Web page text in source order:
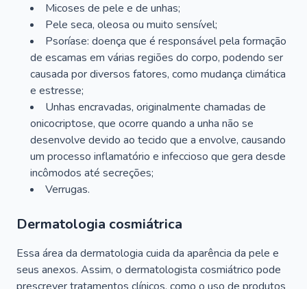
Micoses de pele e de unhas;
Pele seca, oleosa ou muito sensível;
Psoríase: doença que é responsável pela formação
de escamas em várias regiões do corpo, podendo ser
causada por diversos fatores, como mudança climática
e estresse;
Unhas encravadas, originalmente chamadas de
onicocriptose, que ocorre quando a unha não se
desenvolve devido ao tecido que a envolve, causando
um processo inflamatório e infeccioso que gera desde
incômodos até secreções;
Verrugas.
Dermatologia cosmiátrica
Essa área da dermatologia cuida da aparência da pele e
seus anexos. Assim, o dermatologista cosmiátrico pode